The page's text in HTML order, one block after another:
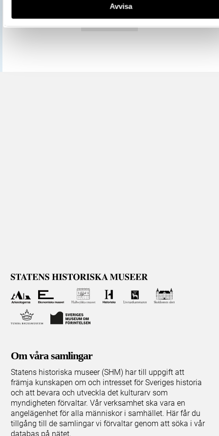
Avvisa
Om våra samlingar
Statens historiska museer (SHM) har till uppgift att
främja kunskapen om och intresset för Sveriges historia
och att bevara och utveckla det kulturarv som
myndigheten förvaltar. Vår verksamhet ska vara en
angelägenhet för alla människor i samhället. Här får du
tillgång till de samlingar vi förvaltar genom att söka i vår
databas på nätet.